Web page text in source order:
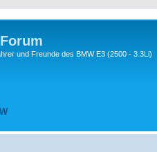
und Freunde des BMW E3 (2500 - 3.3Li)